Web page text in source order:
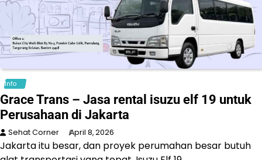
Info
Grace Trans – Jasa rental isuzu elf 19 untuk
Perusahaan di Jakarta
Sehat Corner April 8, 2026
Jakarta itu besar, dan proyek perumahan besar butuh